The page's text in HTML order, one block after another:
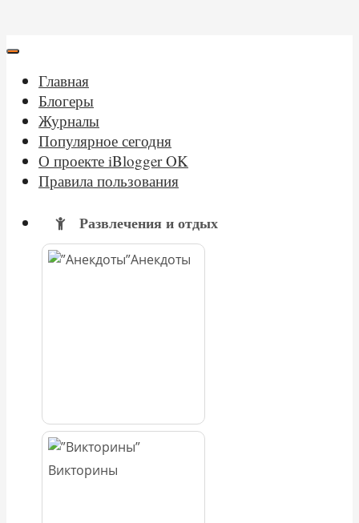
Главная
Блогеры
Журналы
Популярное сегодня
О проекте iBlogger OK
Правила пользования
Развлечения и отдых
Анекдоты
Викторины